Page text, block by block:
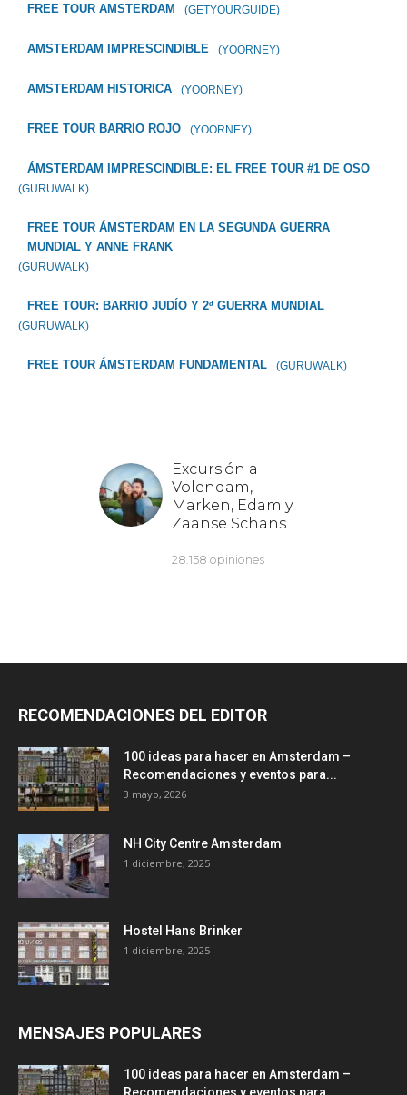
FREE TOUR AMSTERDAM (GETYOURGUIDE)
AMSTERDAM IMPRESCINDIBLE (YOORNEY)
AMSTERDAM HISTORICA (YOORNEY)
FREE TOUR BARRIO ROJO (YOORNEY)
ÁMSTERDAM IMPRESCINDIBLE: EL FREE TOUR #1 DE OSO
(GURUWALK)
FREE TOUR ÁMSTERDAM EN LA SEGUNDA GUERRA
MUNDIAL Y ANNE FRANK
(GURUWALK)
FREE TOUR: BARRIO JUDÍO Y 2ª GUERRA MUNDIAL
(GURUWALK)
FREE TOUR ÁMSTERDAM FUNDAMENTAL (GURUWALK)
RECOMENDACIONES DEL EDITOR
100 ideas para hacer en Amsterdam –
Recomendaciones y eventos para...
3 mayo, 2026
NH City Centre Amsterdam
1 diciembre, 2025
Hostel Hans Brinker
1 diciembre, 2025
MENSAJES POPULARES
100 ideas para hacer en Amsterdam –